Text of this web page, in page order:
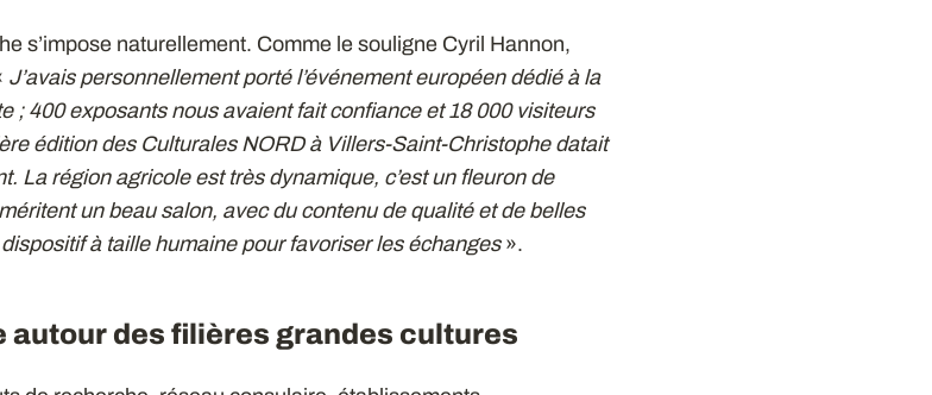
s’impose naturellement. Comme le souligne Cyril Hannon,
J’avais personnellement porté l’événement européen dédié à la
; 400 exposants nous avaient fait confiance et 18 000 visiteurs
édition des Culturales NORD à Villers-Saint-Christophe datait
La région agricole est très dynamique, c’est un fleuron de
un beau salon, avec du contenu de qualité et de belles
à taille humaine pour favoriser les échanges».
des filières grandes cultures